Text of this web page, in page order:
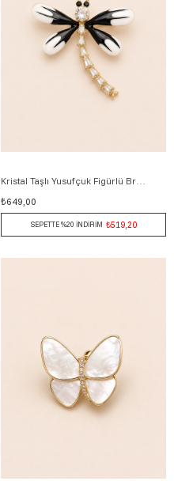
₺649,00
SEPETTE %20 İNDİRİM ₺519,20